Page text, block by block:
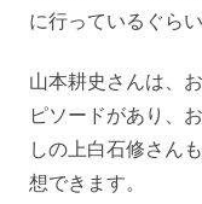
に行っているぐら
山本耕史さんは、
ピソードがあり、
しの上白石修さん
想できます。